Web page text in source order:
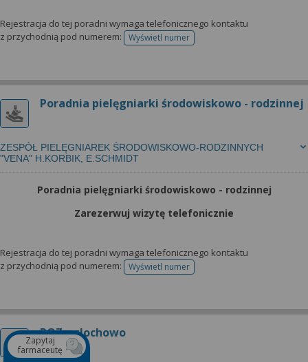
Rejestracja do tej poradni wymaga telefonicznego kontaktu
z przychodnią pod numerem:
Wyświetl numertelefonu do rejestracji
Poradnia pielęgniarki środowiskowo - rodzinnej
ZESPÓŁ PIELĘGNIAREK ŚRODOWISKOWO-RODZINNYCH
"VENA" H.KORBIK, E.SCHMIDT
Poradnia pielęgniarki środowiskowo - rodzinnej
Zarezerwuj wizytę telefonicznie
Rejestracja do tej poradni wymaga telefonicznego kontaktu
z przychodnią pod numerem:
Wyświetl numertelefonu do rejestracji
POZ - glochowo
Zapytaj
farmaceutę